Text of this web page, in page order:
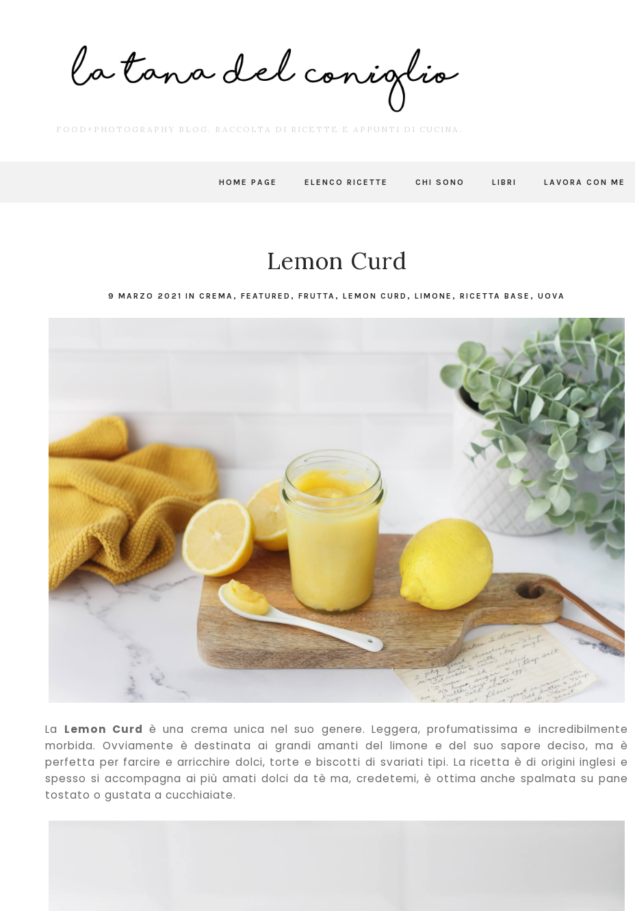
FOOD+PHOTOGRAPHY BLOG. RACCOLTA DI RICETTE E APPUNTI DI CUCINA.
HOME PAGE ELENCO RICETTE CHI SONO LIBRI LAVORA CON ME
Lemon Curd
9 MARZO 2021 IN CREMA , FEATURED , FRUTTA , LEMON CURD , LIMONE , RICETTA BASE , UOVA
La Lemon Curd è una crema unica nel suo genere. Leggera, profumatissima e incredibilmente
morbida. Ovviamente è destinata ai grandi amanti del limone e del suo sapore deciso, ma è
perfetta per farcire e arricchire dolci, torte e biscotti di svariati tipi. La ricetta è di origini inglesi e
spesso si accompagna ai più amati dolci da tè ma, credetemi, è ottima anche spalmata su pane
tostato o gustata a cucchiaiate.